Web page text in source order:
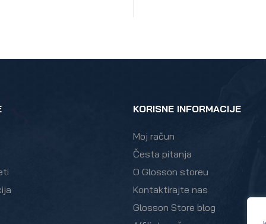
KORISNE INFORMACIJE
Moj račun
Česta pitanja
O Glosson storeu
Kontaktirajte nas
Glosson Store blog